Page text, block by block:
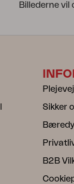
Billederne
Sikker
B2B